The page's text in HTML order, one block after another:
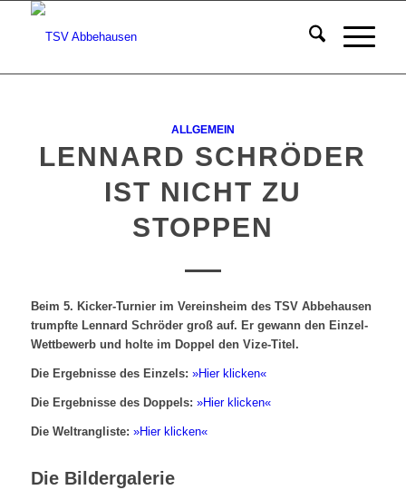
ALLGEMEIN
LENNARD SCHRÖDER
IST NICHT ZU
STOPPEN
Beim 5. Kicker-Turnier im Vereinsheim des TSV Abbehausen
trumpfte Lennard Schröder groß auf. Er gewann den Einzel-
Wettbewerb und holte im Doppel den Vize-Titel.
Die Ergebnisse des Einzels: »Hier klicken«
Die Ergebnisse des Doppels: »Hier klicken«
Die Weltrangliste: »Hier klicken«
Die Bildergalerie